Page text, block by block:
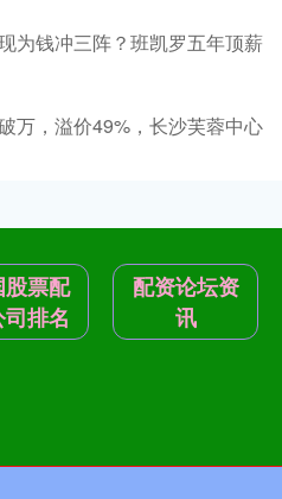
为钱冲三阵？班凯罗五年顶薪
万，溢价49%，长沙芙蓉中心
票配
排名
配资论坛资
讯